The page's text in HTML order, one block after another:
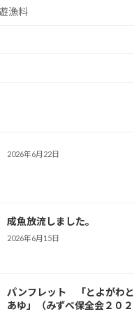
漁料
2026年6月22日
成魚放流しました。
2026年6月15日
パンフレット 「とよがわと
あゆ」（みずべ保全会２０２